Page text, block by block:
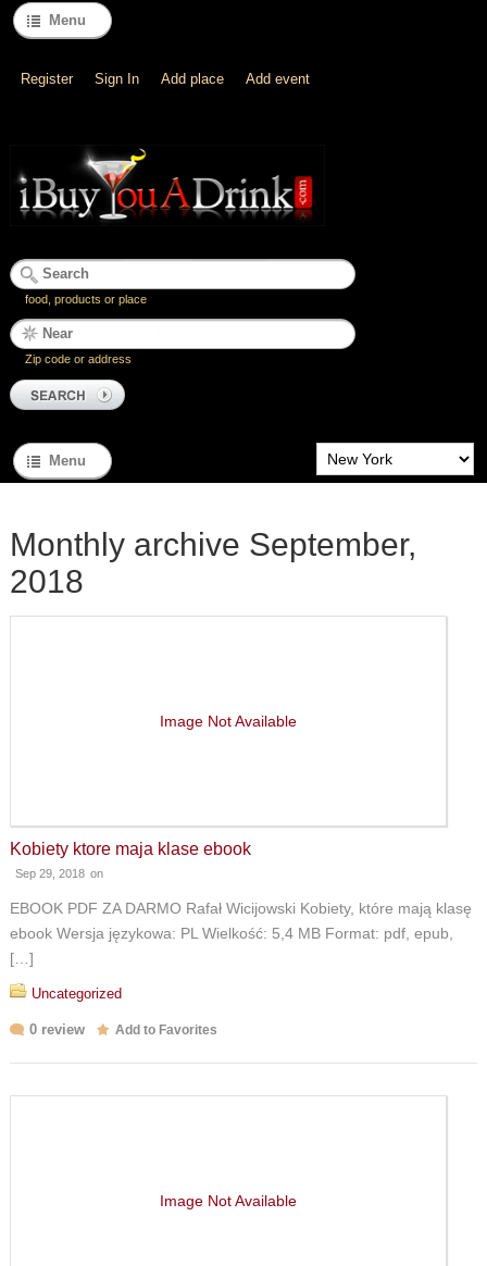
Menu
Register Sign In Add place Add event
food, products or place
Zip code or address
Menu
Monthly archive September,
2018
Image Not Available
Kobiety ktore maja klase ebook
on
Sep 29, 2018
EBOOK PDF ZA DARMO Rafał Wicijowski Kobiety, które mają klasę
ebook Wersja językowa: PL Wielkość: 5,4 MB Format: pdf, epub,
[…]
Uncategorized
0 review Add to Favorites
Image Not Available